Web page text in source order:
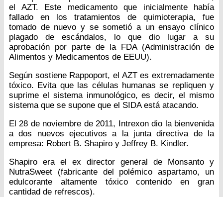
el AZT. Este medicamento que inicialmente había
fallado en los tratamientos de quimioterapia, fue
tomado de nuevo y se sometió a un ensayo clínico
plagado de escándalos, lo que dio lugar a su
aprobación por parte de la FDA (Administración de
Alimentos y Medicamentos de EEUU).
Según sostiene Rappoport, el AZT es extremadamente
tóxico. Evita que las células humanas se repliquen y
suprime el sistema inmunológico, es decir, el mismo
sistema que se supone que el SIDA está atacando.
El 28 de noviembre de 2011, Intrexon dio la bienvenida
a dos nuevos ejecutivos a la junta directiva de la
empresa: Robert B. Shapiro y Jeffrey B. Kindler.
Shapiro era el ex director general de Monsanto y
NutraSweet (fabricante del polémico aspartamo, un
edulcorante altamente tóxico contenido en gran
cantidad de refrescos).